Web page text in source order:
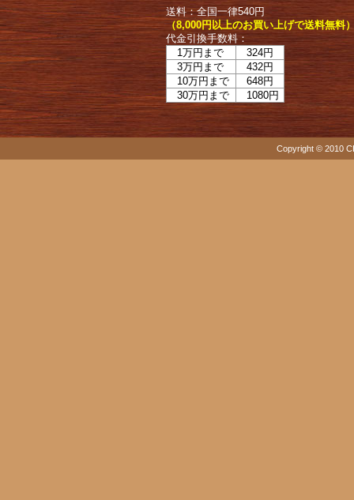
送料：全国一律540円
（8,000円以上のお買い上げで送料無料
代金引換手数料：
1万円まで
324円
3万円まで
432円
10万円まで
648円
30万円まで
1080円
Copyright © 2010